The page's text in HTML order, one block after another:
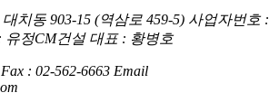
치동 903-15 (역삼로 459-5) 사업자번호 :
유정CM건설 대표 : 황병호
Fax : 02-562-6663 Email